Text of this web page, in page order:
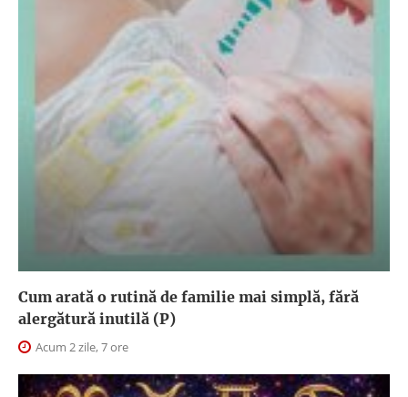
Cum arată o rutină de familie mai simplă, fără
alergătură inutilă (P)
Acum 2 zile, 7 ore